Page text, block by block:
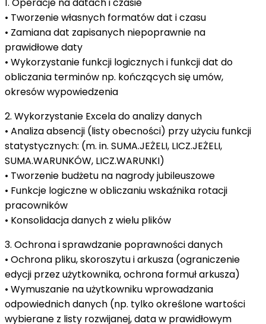
• Tworzenie własnych formatów dat i czasu
• Zamiana dat zapisanych niepoprawnie na
prawidłowe daty
• Wykorzystanie funkcji logicznych i funkcji dat do
obliczania terminów np. kończących się umów,
okresów wypowiedzenia
2. Wykorzystanie Excela do analizy danych
• Analiza absencji (listy obecności) przy użyciu funkcji
statystycznych: (m. in. SUMA.JEŻELI, LICZ.JEŻELI,
SUMA.WARUNKÓW, LICZ.WARUNKI)
• Tworzenie budżetu na nagrody jubileuszowe
• Funkcje logiczne w obliczaniu wskaźnika rotacji
pracowników
• Konsolidacja danych z wielu plików
3. Ochrona i sprawdzanie poprawności danych
• Ochrona pliku, skoroszytu i arkusza (ograniczenie
edycji przez użytkownika, ochrona formuł arkusza)
• Wymuszanie na użytkowniku wprowadzania
odpowiednich danych (np. tylko określone wartości
wybierane z listy rozwijanej, data w prawidłowym